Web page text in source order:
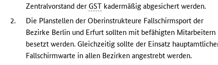
Zentralvorstand der GST kadermäßig abgesichert werden.
2.
Die Planstellen der Oberinstrukteure Fallschirmsport der
Bezirke Berlin und Erfurt sollten mit befähigten Mitarbeitern
besetzt werden. Gleichzeitig sollte der Einsatz
Fallschirmwarte in allen Bezirken angestrebt werden.